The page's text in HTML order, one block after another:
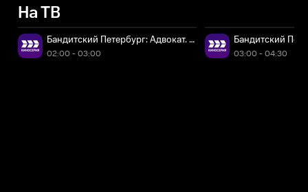
На ТВ
Бандитский Петербург: Адвокат. 4-я серия
02:00 - 03:00
Бандитский
03:00 - 04:30